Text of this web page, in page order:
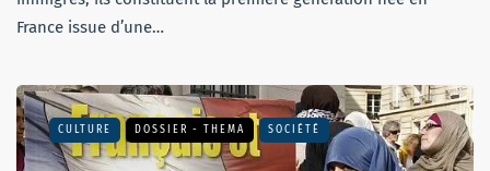
France issue d’une…
CULTURE DOSSIER - THEMA SOCIÉTÉ